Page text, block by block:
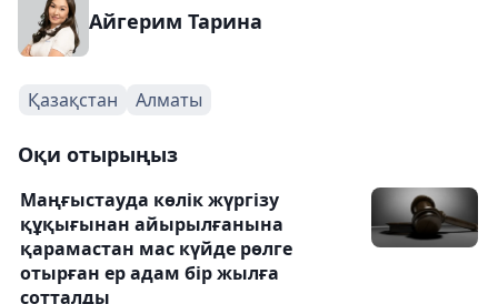
Айгерим Тарина
Қазақстан Алматы
Оқи отырыңыз
Маңғыстауда көлік жүргізу
құқығынан айырылғанына
қарамастан мас күйде рөлге
отырған ер адам бір жылға
сотталды